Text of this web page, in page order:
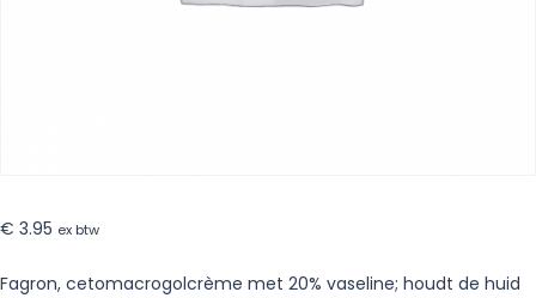
€ 3.95 ex btw
Fagron, cetomacrogolcrème met 20% vaseline; houdt de huid